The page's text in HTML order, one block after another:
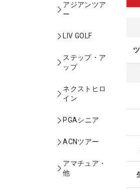
アジアンツア
ー
LIV GOLF
ステップ・ア
ップ
ネクストヒロ
イン
PGAシニア
ACNツアー
アマチュア・
他